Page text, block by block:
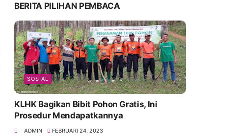
BERITA PILIHAN PEMBACA
SOSIAL
KLHK Bagikan Bibit Pohon Gratis, Ini
Prosedur Mendapatkannya
ADMIN FEBRUARI 24, 2023